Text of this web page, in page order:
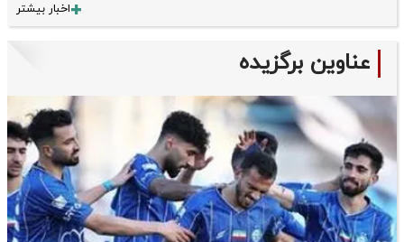
اخبار بیشتر
عناوین برگزیده